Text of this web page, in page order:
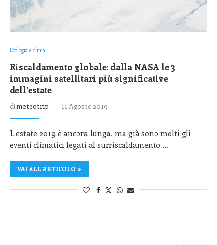
Ecologia e clima
Riscaldamento globale: dalla NASA le 3
immagini satellitari più significative
dell’estate
dimeteotrip 11 Agosto 2019
L’estate 2019 è ancora lunga, ma già sono molti gli
eventi climatici legati al surriscaldamento …
VAI ALL'ARTICOLO